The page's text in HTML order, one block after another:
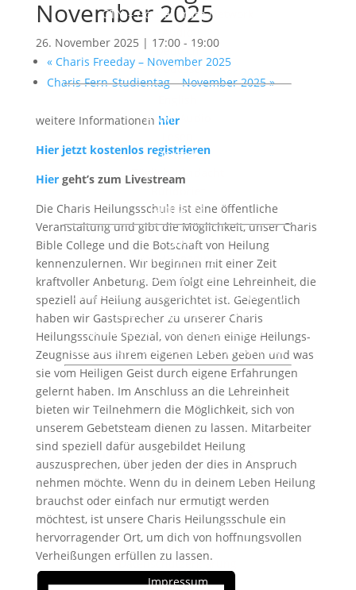
GTN – Gospel Truth Network
Deutsch
Podcast
AWMI Audio
Deutsch
Tägliche Andacht
Faltblätter
English
AWMI Reading
Veranstaltungen
Deutschland Österreich Schweiz (DACH)
Veranstaltungskalender DACH
Überblick Veranstaltungen 2026 in
Deutschland und Österreich (Download)
International
AWMI Events
Über uns
Charis Bible College
Die Geschichte des Dienstes
Nehmen Sie Jesus als Ihren Retter an
Empfangen Sie den Heiligen Geist
Was wir glauben
Warum kostenlose Downloads?
Nimm Kontakt mit uns auf
Datenschutzerklärung
Impressum
November 2025
26. November 2025 | 17:00- 19:00
«Charis Freeday – November 2025
Charis Fern-Studientag – November 2025»
weitere Informationen hier
Hier jetzt kostenlos registrieren
Hiergeht’s zum Livestream
Die Charis Heilungsschule ist eine öffentliche
Veranstaltung und gibt die Möglichkeit, unser Charis
Bible College und die Botschaft von Heilung
kennenzulernen. Wir beginnen mit einer Zeit
kraftvoller Anbetung. Dem folgt eine Lehreinheit, die
speziell auf Heilung ausgerichtet ist. Gelegentlich
haben wir Gastsprecher zu unserer Charis
Heilungsschule Spezial, von denen einige Heilungs-
Zeugnisse aus ihrem eigenen Leben geben und was
sie vom Heiligen Geist durch eigene Erfahrungen
gelernt haben. Im Anschluss an die Lehreinheit
bieten wir Teilnehmern die Möglichkeit, sich von
unserem Gebetsteam dienen zu lassen. Mitarbeiter
sind speziell dafür ausgebildet Heilung
auszusprechen, über jeden der dies in Anspruch
nehmen möchte. Wenn du in deinem Leben Heilung
brauchst oder einfach nur ermutigt werden
möchtest, ist unsere Charis Heilungsschule ein
hervorragender Ort, um dich von hoffnungsvollen
Verheißungen erfüllen zu lassen.